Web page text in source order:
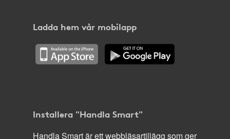
Ladda hem vår mobilapp
Installera "Handla Smart"
Handla Smart är ett webbläsartillägg som ger